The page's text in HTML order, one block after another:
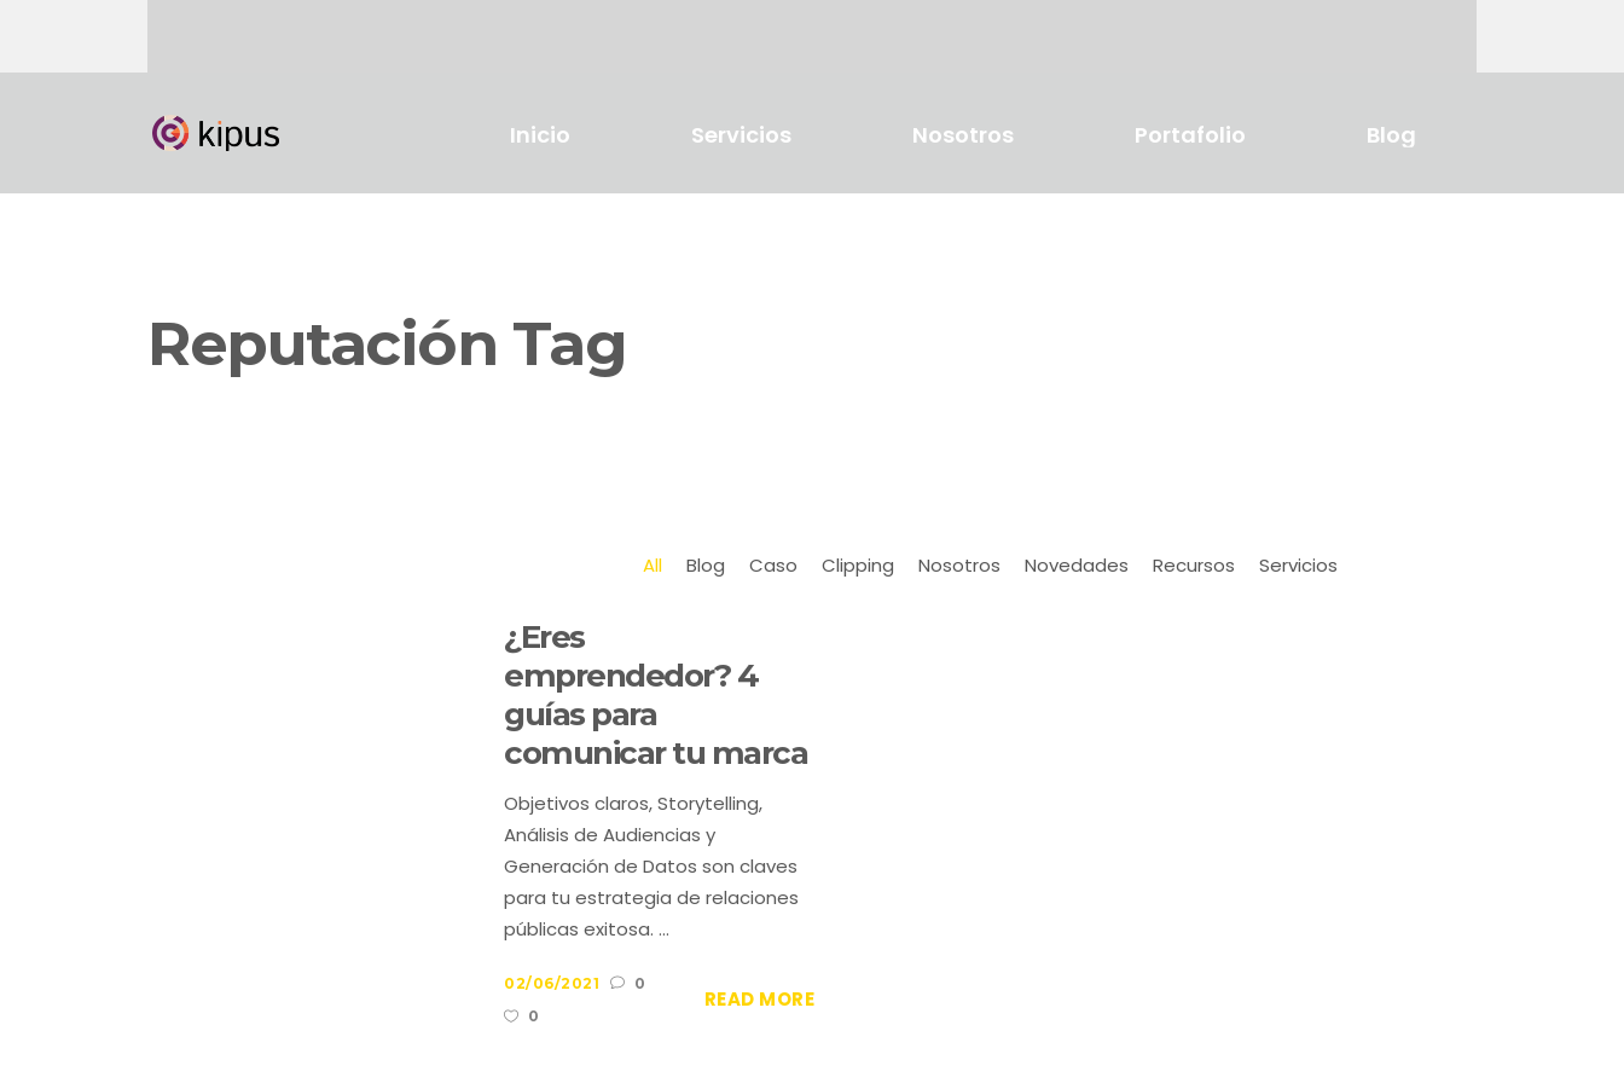
Inicio Servicios Nosotros Portafolio Blog
Reputación Tag
All Blog Caso Clipping Nosotros Novedades Recursos Servicios
¿Eres
emprendedor? 4
guías para
comunicar tu marca
Objetivos claros, Storytelling,
Análisis de Audiencias y
Generación de Datos son claves
para tu estrategia de relaciones
públicas exitosa. ...
02/06/2021
0
0
READ MORE